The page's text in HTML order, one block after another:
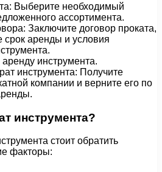
Выберите необходимый
ассортимента.
Заключите договор проката,
срок аренды и условия
инструмента.
инструмента: Получите
компании и верните его по
инструмента?
стоит обратить
факторы: